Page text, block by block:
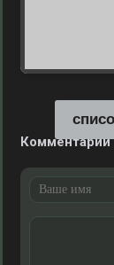
Комментарии